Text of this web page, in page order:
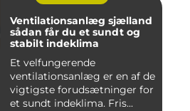
Ventilationsanlæg sjælland
sådan får du et sundt og
stabilt indeklima
Et velfungerende
ventilationsanlæg er en af de
vigtigste forudsætninger for
et sundt indeklima. Fris...